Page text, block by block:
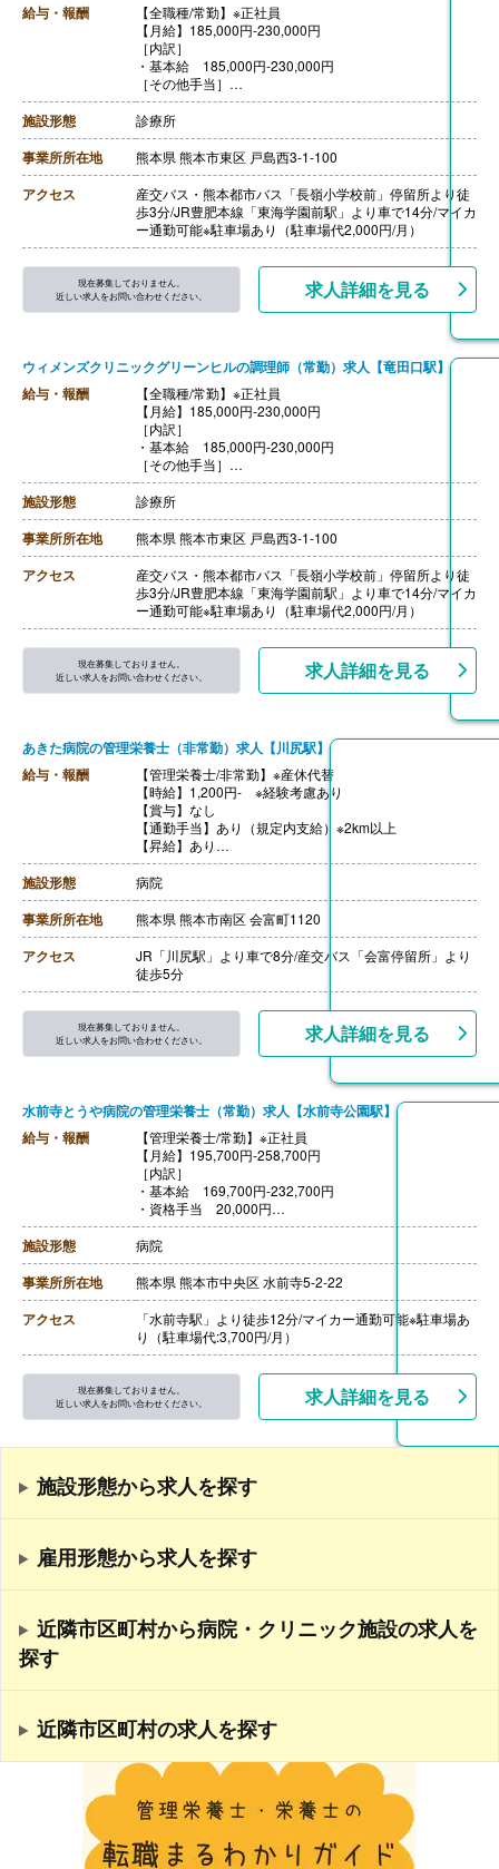
給与・報酬
【全職種/常勤】※正社員
【月給】185,000円-230,000円
［内訳］
・基本給 185,000円-230,000円
［その他手当］
・管理栄養士手当 10,000円/月
・栄養士手当 5,000円/月
・調理師手当 5,000円/月
・皆勤手当 5,000円/月
【賞与】年2回（計3.00ヶ月分）※前年度実績
【通勤手当】あり（上限5,000円/月）※実費支給
【昇給】年1回 （1月あたり0円-5,000円）※前年度実績
【退職金】あり※勤続3年以上
施設形態 診療所
事業所所在地 熊本県 熊本市東区 戸島西3-1-100
アクセス
産交バス・熊本都市バス「長嶺小学校前」停留所より徒
歩3分/JR豊肥本線「東海学園前駅」より車で14分/マイカ
ー通勤可能※駐車場あり（駐車場代2,000円/月）
現在募集しておりません。
近しい求人をお問い合わせください。
求人詳細を見る
ウィメンズクリニックグリーンヒルの調理師（常勤）求人【竜田口駅】
給与・報酬
【全職種/常勤】※正社員
【月給】185,000円-230,000円
［内訳］
・基本給 185,000円-230,000円
［その他手当］
・管理栄養士手当 10,000円/月
・栄養士手当 5,000円/月
・調理師手当 5,000円/月
・皆勤手当 5,000円/月
【賞与】年2回（計3.00ヶ月分）※前年度実績
【通勤手当】あり（上限5,000円/月）※実費支給
【昇給】年1回 （1月あたり0円-5,000円）※前年度実績
【退職金】あり※勤続3年以上
施設形態 診療所
事業所所在地 熊本県 熊本市東区 戸島西3-1-100
アクセス
産交バス・熊本都市バス「長嶺小学校前」停留所より徒
歩3分/JR豊肥本線「東海学園前駅」より車で14分/マイカ
ー通勤可能※駐車場あり（駐車場代2,000円/月）
現在募集しておりません。
近しい求人をお問い合わせください。
求人詳細を見る
あきた病院の管理栄養士（非常勤）求人【川尻駅】
給与・報酬
【管理栄養士/非常勤】※産休代替
【時給】1,200円- ※経験考慮あり
【賞与】なし
【通勤手当】あり（規定内支給）※2km以上
【昇給】あり
【退職金】なし
施設形態 病院
事業所所在地 熊本県 熊本市南区 会富町1120
アクセス
JR「川尻駅」より車で8分/産交バス「会富停留所」より
徒歩5分
現在募集しておりません。
近しい求人をお問い合わせください。
求人詳細を見る
水前寺とうや病院の管理栄養士（常勤）求人【水前寺公園駅】
給与・報酬
【管理栄養士/常勤】※正社員
【月給】195,700円-258,700円
［内訳］
・基本給 169,700円-232,700円
・資格手当 20,000円
・ベースアップ手当 6,000円
［その他手当］
・住宅手当 5,000円/月（世帯主に限る）
【賞与】年2回（計3.10ヶ月分）※前年度実績
【通勤手当】あり（上限15,000円/月）
【昇給】あり（1月あたり0円-4,000円）※前年度実績
【退職金】あり※勤続3年以上
施設形態 病院
事業所所在地 熊本県 熊本市中央区 水前寺5-2-22
アクセス
「水前寺駅」より徒歩12分/マイカー通勤可能※駐車場あ
り（駐車場代:3,700円/月）
現在募集しておりません。
近しい求人をお問い合わせください。
求人詳細を見る
施設形態から求人を探す
雇用形態から求人を探す
近隣市区町村から病院・クリニック施設の求人を
探す
近隣市区町村の求人を探す